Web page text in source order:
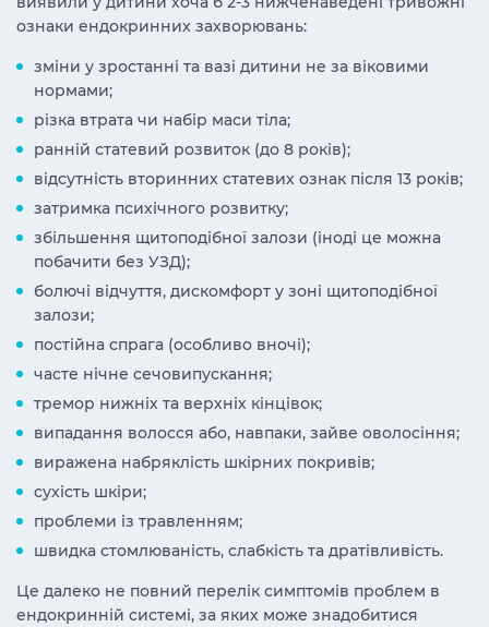
ознаки ендокринних захворювань:
зміни у зростанні та вазі дитини не за віковими
нормами;
різка втрата чи набір маси тіла;
ранній статевий розвиток (до 8 років);
відсутність вторинних статевих ознак після 13 років;
затримка психічного розвитку;
збільшення щитоподібної залози (іноді це можна
побачити без УЗД);
болючі відчуття, дискомфорт у зоні щитоподібної
залози;
постійна спрага (особливо вночі);
часте нічне сечовипускання;
тремор нижніх та верхніх кінцівок;
випадання волосся або, навпаки, зайве оволосіння;
виражена набряклість шкірних покривів;
сухість шкіри;
проблеми із травленням;
швидка стомлюваність, слабкість та дратівливість.
Це далеко не повний перелік симптомів проблем в
ендокринній системі, за яких може знадобитися